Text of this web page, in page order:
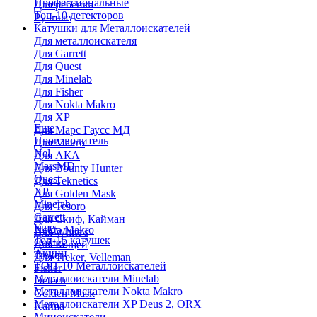
Для ребенка
Ручные
Профессиональные
Топ-10 детекторов
Катушки для Металлоискателей
Для металлоискателя
Для Garrett
Для Quest
Для Minelab
Для Fisher
Для Nokta Makro
Для XP
Для Марс Гаусс МД
Для Makro
Для АКА
Для Bounty Hunter
Для Teknetics
Для Golden Mask
Для Tesoro
Для Скиф, Кайман
Для White's
Для Кощей
Для Treker, Velleman
Еще
Производитель
Nel
MarsMD
Quest
XP
Minelab
Garrett
Nokta Makro
Coiltek
Treker
Fisher
Detech
Golden Mask
Karma
Еще
Топ-15 катушек
Акции
ТОП-10 Металлоискателей
Металлоискатели Minelab
Металлоискатели Nokta Makro
Металлоискатели XP Deus 2, ORX